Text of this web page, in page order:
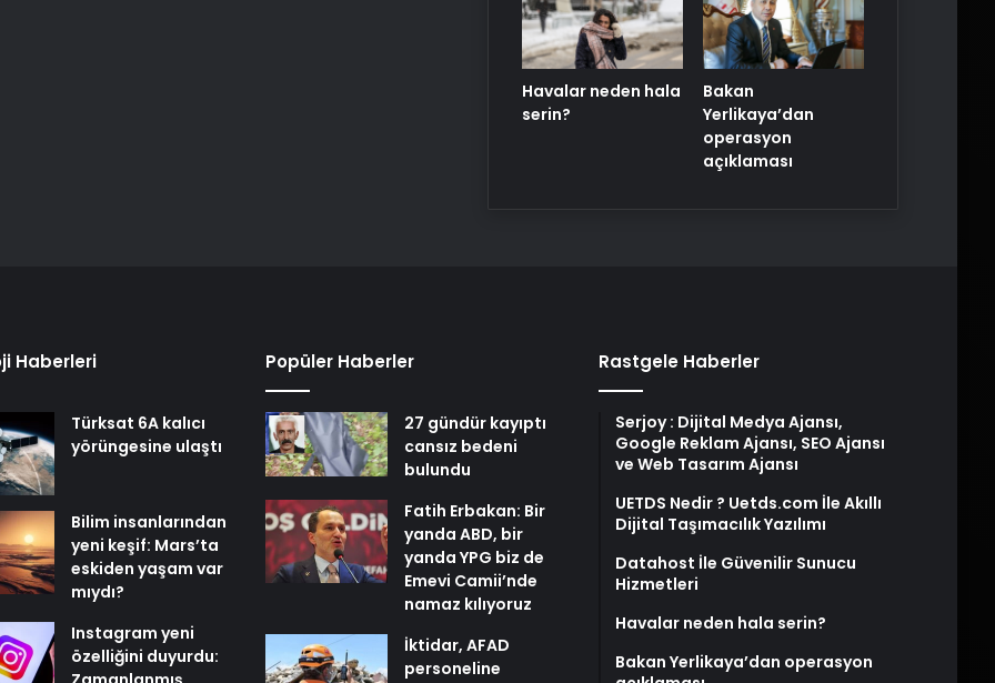
Havalar neden hala
serin?
Bakan
Yerlikaya’dan
operasyon
açıklaması
Haberleri
Türksat 6A kalıcı
yörüngesine ulaştı
Bilim insanlarından
yeni keşif: Mars’ta
eskiden yaşam var
mıydı?
Instagram yeni
özelliğini duyurdu:
Popüler Haberler
27 gündür kayıptı
cansız bedeni
bulundu
Fatih Erbakan: Bir
yanda ABD, bir
yanda YPG biz de
Emevi Camii’nde
namaz kılıyoruz
İktidar, AFAD
personeline
Rastgele Haberler
Serjoy : Dijital Medya Ajansı,
Google Reklam Ajansı, SEO Ajansı
ve Web Tasarım Ajansı
UETDS Nedir ? Uetds.com İle Akıllı
Dijital Taşımacılık Yazılımı
Datahost İle Güvenilir Sunucu
Hizmetleri
Havalar neden hala serin?
Bakan Yerlikaya’dan operasyon